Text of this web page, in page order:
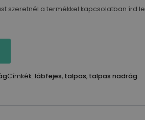
szeretnél a termékkel kapcsolatban írd le
Címkék: lábfejes, talpas, talpas nadrág